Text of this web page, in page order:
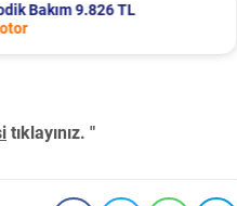
Periyodik Bakım 6.828 TL
Motor
tıklayınız. "